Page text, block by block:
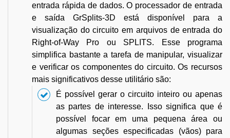
entrada rápida de dados. O processador de entrada
e saída GrSplits-3D está disponível para a
visualização do circuito em arquivos de entrada do
Right-of-Way Pro ou SPLITS. Esse programa
simplifica bastante a tarefa de manipular, visualizar
e verificar os componentes do circuito. Os recursos
mais significativos desse utilitário são:
É possível gerar o circuito inteiro ou apenas
as partes de interesse. Isso significa que é
possível focar em uma pequena área ou
algumas seções especificadas (vãos) para